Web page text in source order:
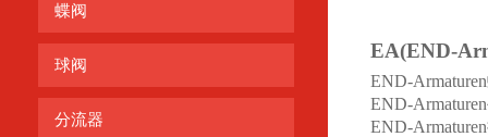
蝶阀
球阀
分流器
EA(END-
END-
END-
END-